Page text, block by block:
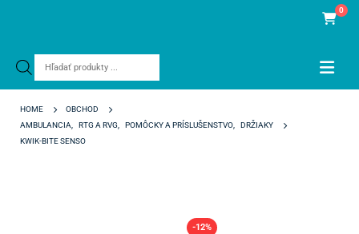
Products
0
HOME
OBCHOD
AMBULANCIA
RTG A RVG POMÔCKY A PRÍSLUŠENSTVO
DRŽIAKY
KWIK-BITE SENSO
-12%